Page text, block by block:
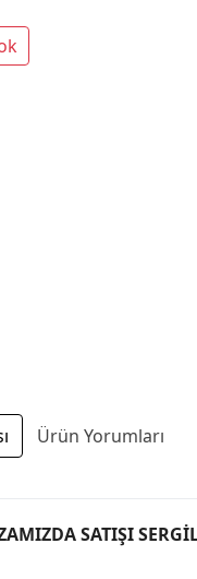
Ürün Yorumları
SATIŞI